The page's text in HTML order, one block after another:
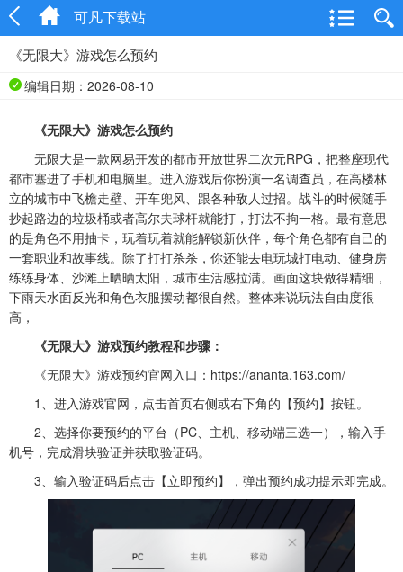
可凡下载站
《无限大》游戏怎么预约
编辑日期：2026-08-10
《无限大》游戏怎么预约
无限大是一款网易开发的都市开放世界二次元RPG，把整座现代
都市塞进了手机和电脑里。进入游戏后你扮演一名调查员，在高楼林
立的城市中飞檐走壁、开车兜风、跟各种敌人过招。战斗的时候随手
抄起路边的垃圾桶或者高尔夫球杆就能打，打法不拘一格。最有意思
的是角色不用抽卡，玩着玩着就能解锁新伙伴，每个角色都有自己的
一套职业和故事线。除了打打杀杀，你还能去电玩城打电动、健身房
练练身体、沙滩上晒晒太阳，城市生活感拉满。画面这块做得精细，
下雨天水面反光和角色衣服摆动都很自然。整体来说玩法自由度很
高，
《无限大》游戏预约教程和步骤：
《无限大》游戏预约官网入口：https://ananta.163.com/
1、进入游戏官网，点击首页右侧或右下角的【预约】按钮。
2、选择你要预约的平台（PC、主机、移动端三选一），输入手
机号，完成滑块验证并获取验证码。
3、输入验证码后点击【立即预约】，弹出预约成功提示即完成。